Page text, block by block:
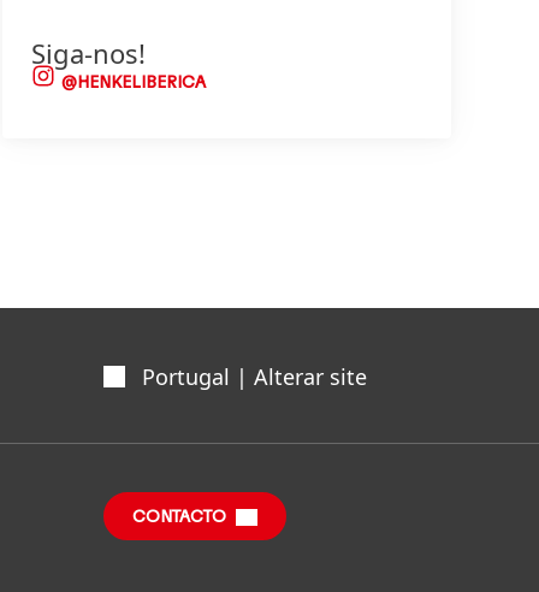
Siga-nos!
@HENKELIBERICA
Portugal | Alterar site
CONTACTO